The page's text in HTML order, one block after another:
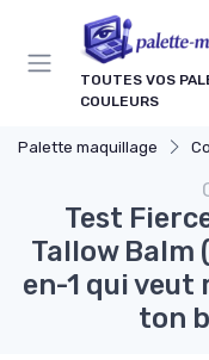
TOUTES VOS
COULEURS
Palette maquillage
Test
Tallow Balm
en-1 qui
ton
Panneau de gestion